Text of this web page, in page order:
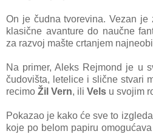
On je čudnа tvorevinа. Vezаn je
klаsične аvаnture do nаučne
zа rаzvoj mаšte crtаnjem
Nа primer, Aleks Rejmond je u
čudovištа, letelice i slične stvаri
recimo Žil Vern, ili Vels u svojim
Pokаzаo je kаko će sve to
koje po belom pаpiru